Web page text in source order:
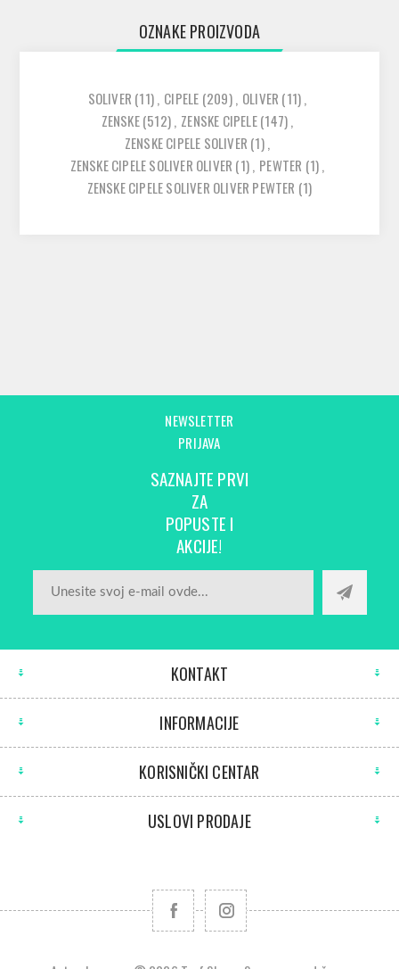
OZNAKE PROIZVODA
SOLIVER (11), CIPELE (209), OLIVER (11),
ZENSKE(512), ZENSKE CIPELE(147),
ZENSKE CIPELE SOLIVER (1),
ZENSKE CIPELE SOLIVER OLIVER (1), PEWTER (1),
ZENSKE CIPELE SOLIVER OLIVER PEWTER (1)
NEWSLETTER
PRIJAVA
SAZNAJTE PRVI
ZA
POPUSTE I
AKCIJE!
KONTAKT
INFORMACIJE
KORISNIČKI CENTAR
USLOVI PRODAJE